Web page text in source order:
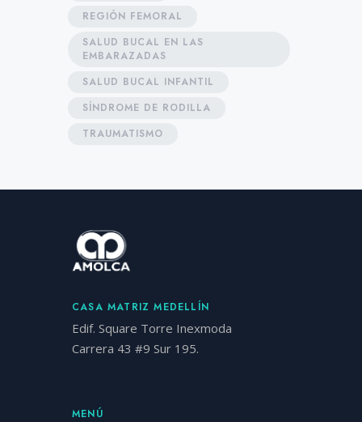
REGIÓN FEMORAL
SALUD BUCAL EN LAS
EMBARAZADAS
SALUD BUCAL INFANTIL
SÍNDROME DE RODILLA
TRAUMATISMO
CASA MATRIZ MEDELLÍN
Edif. Square Torre Inexmoda
Carrera 43 #9 Sur 195.
MENÚ